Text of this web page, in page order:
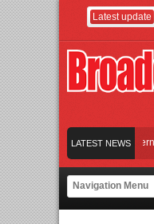
Latest update
LATEST NEWS
Afan Hadirkan Hipdut Modern
Rayakan Perpaduan Warisan